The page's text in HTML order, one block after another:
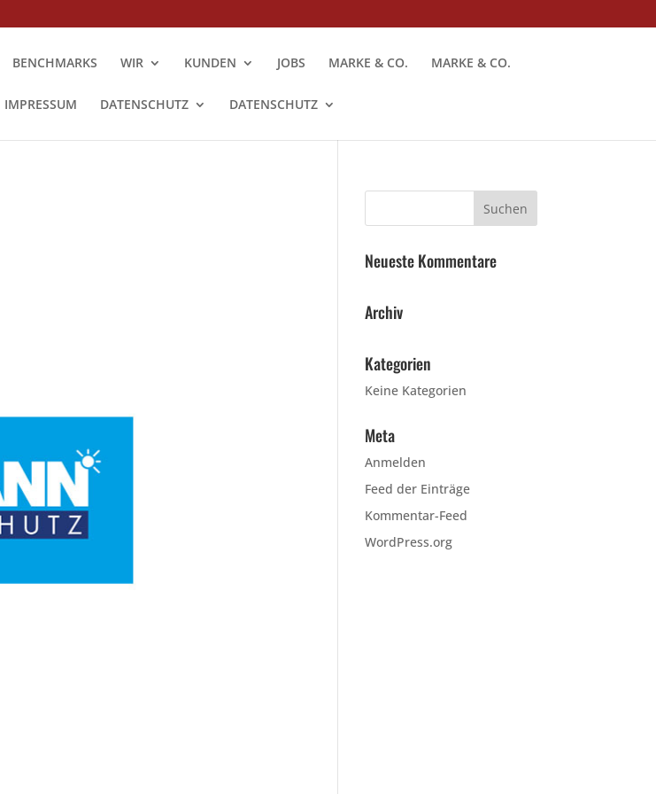
BENCHMARKS WIR KUNDEN JOBS MARKE & CO. MARKE & CO.
IMPRESSUM DATENSCHUTZ DATENSCHUTZ
Neueste Kommentare
Archiv
Kategorien
Keine Kategorien
Meta
Anmelden
Feed der Einträge
Kommentar-Feed
WordPress.org